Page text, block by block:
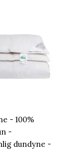
- 100%
-
dundyne -